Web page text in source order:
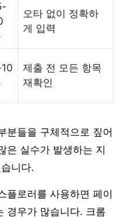
오타 없이 정확하
게 입력
제출 전 모든 항목
재확인
분들을 구체적으로 짚어
은 실수가 발생하는 지
니다.
플로러를 사용하면 페이
경우가 많습니다. 크롬